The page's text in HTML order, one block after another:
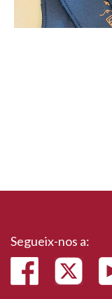
Segueix-nos a: